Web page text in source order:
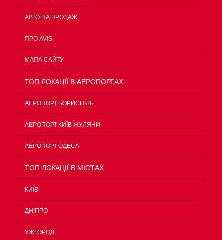
АВТО НА ПРОДАЖ
ПРО AVIS
МАПА САЙТУ
ТОП ЛОКАЦІЇ В АЕРОПОРТАХ
АЕРОПОРТ БОРИСПІЛЬ
АЕРОПОРТ КИЇВ ЖУЛЯНИ
АЕРОПОРТ ОДЕСА
TOП ЛОКАЦІЇ В МІСТАХ
КИЇВ
ДНІПРО
УЖГОРОД